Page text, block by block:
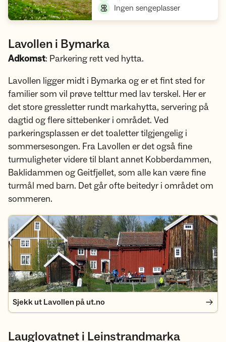
Ingen sengeplasser,
Lavollen i Bymarka
Adkomst: Parkering rett ved hytta.
Lavollen ligger midt i Bymarka og er et fint sted for
familier som vil prøve telttur med lav terskel. Her er
det store gressletter rundt markahytta, servering på
dagtid og flere sittebenker i området. Ved
parkeringsplassen er det toaletter tilgjengelig i
sommersesongen. Fra Lavollen er det også fine
turmuligheter videre til blant annet Kobberdammen,
Baklidammen og Geitfjellet, som alle kan være fine
turmål med barn. Det går ofte beitedyr i området om
sommeren.
Sjekk ut Lavollen på ut.no
Sjekk ut Lavollen på ut.no
Lauglovatnet i Leinstrandmarka